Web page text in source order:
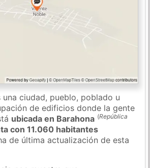
ciudad, pueblo, poblado u
de edificios donde la gente
ubicada en Barahona (República
con 11.060 habitantes
de última actualización de esta